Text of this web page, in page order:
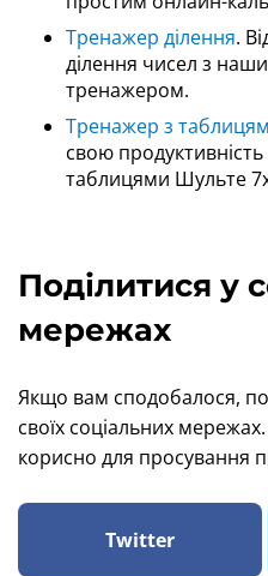
Тренажер ділення.
ділення чисел з
тренажером.
Тренажер з
свою продуктивність
таблицями Шульте
Поділитися у
мережах
Якщо вам сподобалося,
своїх соціальних
корисно для просування
Twitter